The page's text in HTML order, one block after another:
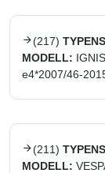
(217)
MODELL:
e4*2007/46-
(211)
MODELL: